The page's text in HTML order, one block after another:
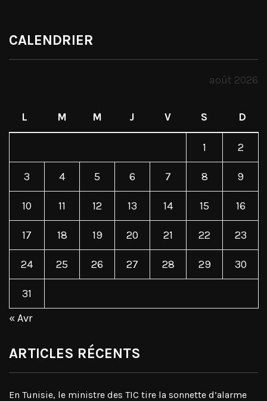
CALENDRIER
août 2026
L M M J V S D
1 2
3 4 5 6 7 8 9
10 11 12 13 14 15 16
17 18 19 20 21 22 23
24 25 26 27 28 29 30
31
« Avr
ARTICLES RÉCENTS
En Tunisie, le ministre des TIC tire la sonnette d’alarme